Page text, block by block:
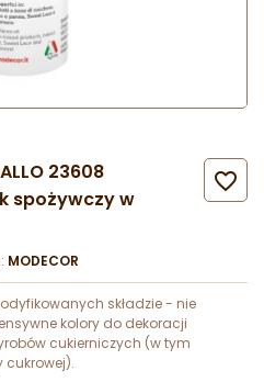
23608
spożywczy w

MODECOR
składzie - nie
kolory do dekoracji
cukierniczych (w tym
cukrowej).